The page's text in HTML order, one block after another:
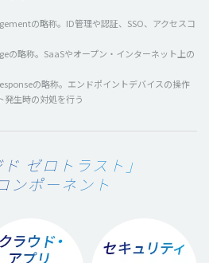
の略称。ID管理や認証、SSO、アクセスコ
の略称。SaaSやオープン・インターネット上の
の略称。エンドポイントデバイスの操作
発生時の対処を行う
ド ゼロトラスト」
ンポーネント